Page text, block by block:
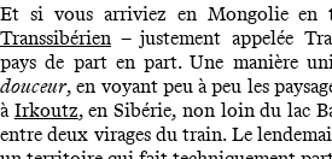
Et si vous arriviez en Mongolie en
Transsibérien – justement appelée
pays de part en part. Une manière
douceur, en voyant peu à peu les
à Irkoutz, en Sibérie, non loin du lac
entre deux virages du train. Le